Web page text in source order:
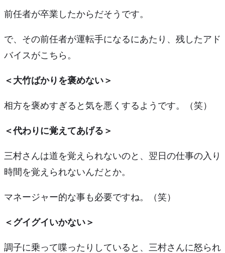
前任者が卒業したからだそうです。
で、その前任者が運転手になるにあたり、残したアド
バイスがこちら。
＜大竹ばかりを褒めない＞
相方を褒めすぎると気を悪くするようです。（笑）
＜代わりに覚えてあげる＞
三村さんは道を覚えられないのと、 翌日の仕事の入り
時間を覚えられないんだとか。
マネージャー的な事も必要ですね。（笑）
＜グイグイいかない＞
調子に乗って喋ったりしていると、三村さんに怒られ